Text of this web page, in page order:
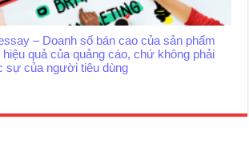
– Doanh số bán cao của sản phẩm
quả của quảng cáo, chứ không phải
sự của người tiêu dùng